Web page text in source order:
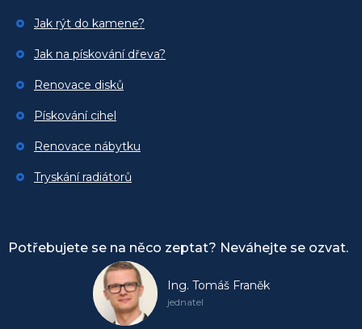
Jak rýt do kamene?
Jak na pískování dřeva?
Renovace disků
Pískování cihel
Renovace nábytku
Tryskání radiátorů
Potřebujete se na něco zeptat? Neváhejte se ozvat.
Ing. Tomáš Franěk
jednatel